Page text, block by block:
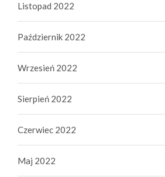
Listopad 2022
Październik 2022
Wrzesień 2022
Sierpień 2022
Czerwiec 2022
Maj 2022